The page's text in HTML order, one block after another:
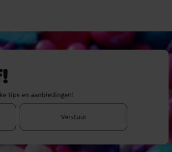
tips en aanbiedingen!
Verstuur